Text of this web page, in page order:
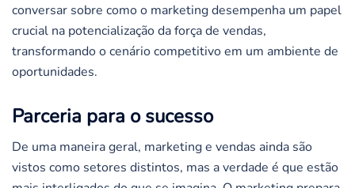
conversar sobre como o marketing desempenha um papel
crucial na potencialização da força de vendas,
transformando o cenário competitivo em um ambiente de
oportunidades.
Parceria para o sucesso
De uma maneira geral, marketing e vendas ainda são
vistos como setores distintos, mas a verdade é que estão